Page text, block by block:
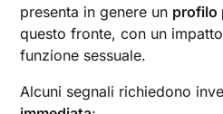
presenta in genere un profilo
questo fronte, con un
funzione sessuale.
Alcuni segnali richiedono